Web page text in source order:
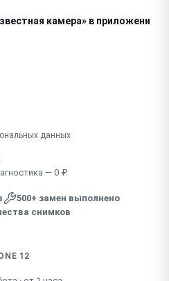
камера» в приложении
данных
— 0 ₽
500+ замен выполнено
снимков
12